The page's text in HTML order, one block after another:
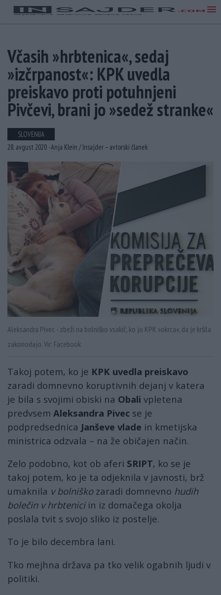
Včasih »hrbtenica«, sedaj
»izčrpanost«: KPK uvedla
preiskavo proti potuhnjeni
Pivčevi, brani jo »sedež stranke«
SLOVENIJA
28. avgust 2020 -Anja Klein /Insajder – avtorski članek
Aleksandra Pivec - zbeži na bolniško vsakič, ko jo KPK »okrca«, da je kršila
zakonodajo. Vir: Facebook
Takoj potem, ko je KPK uvedla preiskavo
zaradi domnevno koruptivnih dejanj v katera
je bila s svojimi obiski na Obali vpletena
predvsem Aleksandra Pivec se je
podpredsednica Janševe vlade in kmetijska
ministrica odzvala – na že običajen način.
Zelo podobno, kot ob aferi SRIPT, ko se je
takoj potem, ko je ta odjeknila v javnosti, brž
umaknila v bolniškozaradi domnevno hudih
bolečin v hrbteniciin iz domačega okolja
poslala tvit s svojo sliko iz postelje.
To je bilo decembra lani.
Tko mejhna država pa tko velik ogabnih ljudi v
politiki.